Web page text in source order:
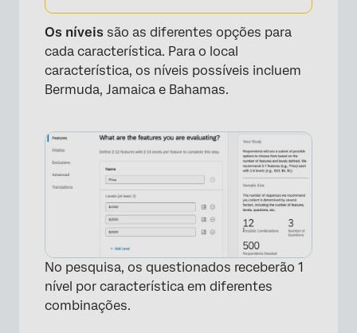
Os níveis são as diferentes opções para
cada característica. Para o local
característica, os níveis possíveis incluem
Bermuda, Jamaica e Bahamas.
No pesquisa, os questionados receberão 1
nível por característica em diferentes
combinações.